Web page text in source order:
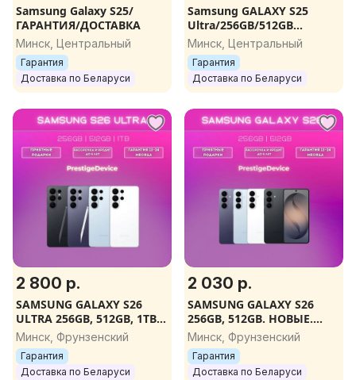
Samsung Galaxy S25/
ГАРАНТИЯ/ДОСТАВКА
Минск, Центральный
Гарантия
Доставка по Беларуси
Samsung GALAXY S25
Ultra/256GB/512GB
НОВЫЕ. ОРИГИНАЛ. ВСЕ
ЦВЕТА. ГАРАНТИЯ.
ПОДАРКИ
Минск, Центральный
Гарантия
Доставка по Беларуси
2 800 р.
SAMSUNG GALAXY S26
ULTRA 256GB, 512GB, 1TB
НОВЫЕ. ОРИГИНАЛ.
ГАРАНТИЯ
Минск, Фрунзенский
Гарантия
Доставка по Беларуси
2 030 р.
SAMSUNG GALAXY S26
256GB, 512GB. НОВЫЕ.
ОРИГИНАЛ. ДОСТАВКА.
Минск, Фрунзенский
Гарантия
Доставка по Беларуси